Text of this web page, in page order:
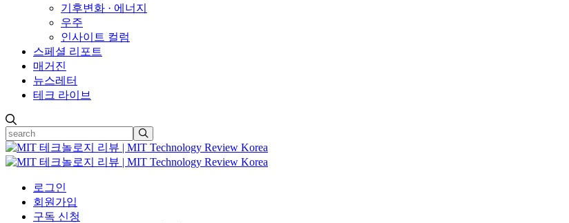
기후변화 · 에너지
우주
인사이트 컬럼
스페셜 리포트
매거진
뉴스레터
테크 라이브
로그인
회원가입
구독 신청